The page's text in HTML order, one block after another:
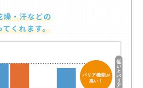
山や海でのレジャ
ベビー（6ヶ月～）
アウトドアに